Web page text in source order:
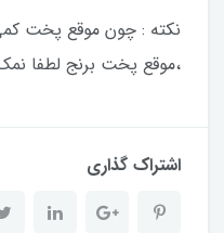
نکته : چون موقع پخت
،موقع پخت برنج لطفا
اشتراک گذاری